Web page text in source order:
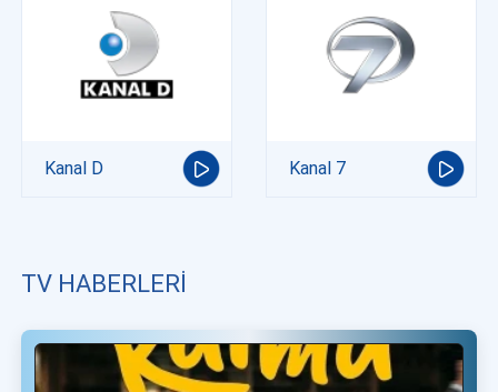
Kanal D Kanal 7
TV HABERLERI